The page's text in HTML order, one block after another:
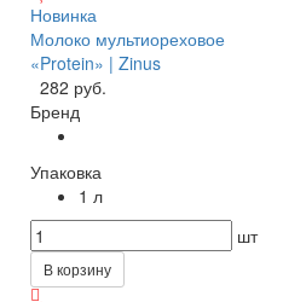
Новинка
Молоко мультиореховое
«Protein» | Zinus
282 руб.
Бренд
Упаковка
1 л
шт
В корзину